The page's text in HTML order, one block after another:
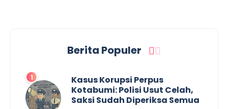
Berita Populer
Kasus Korupsi Perpus
Kotabumi: Polisi Usut Celah,
Saksi Sudah Diperiksa Semua